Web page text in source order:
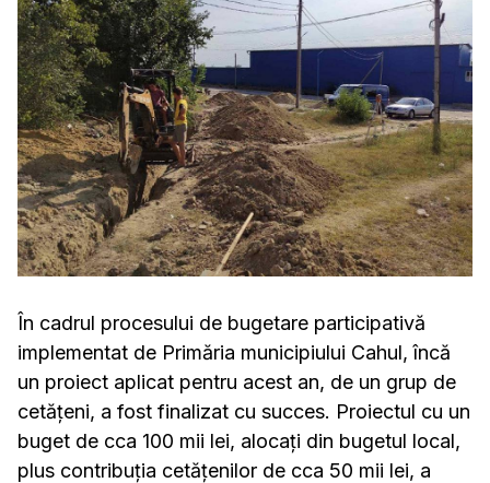
În cadrul procesului de bugetare participativă
implementat de Primăria municipiului Cahul, încă
un proiect aplicat pentru acest an, de un grup de
cetățeni, a fost finalizat cu succes. Proiectul cu un
buget de cca 100 mii lei, alocați din bugetul local,
plus contribuția cetățenilor de cca 50 mii lei, a